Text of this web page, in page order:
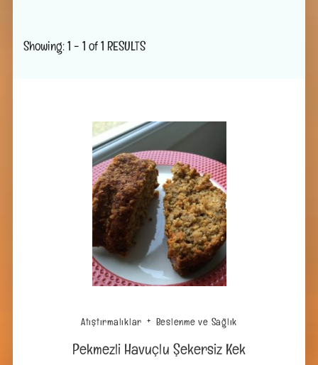
Showing: 1 - 1 of 1 RESULTS
Atıştırmalıklar Beslenme ve Sağlık
Pekmezli Havuçlu Şekersiz Kek